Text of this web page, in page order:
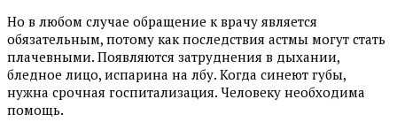
Но в любом случае обращение к врачу является
обязательным, потому как последствия астмы могут стать
плачевными. Появляются затруднения в дыхании,
бледное лицо, испарина на лбу. Когда синеют губы,
нужна срочная госпитализация. Человеку необходима
помощь.